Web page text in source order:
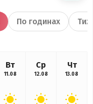
По годинах
Вт
11.08
Ср
12.08
Чт
13.08